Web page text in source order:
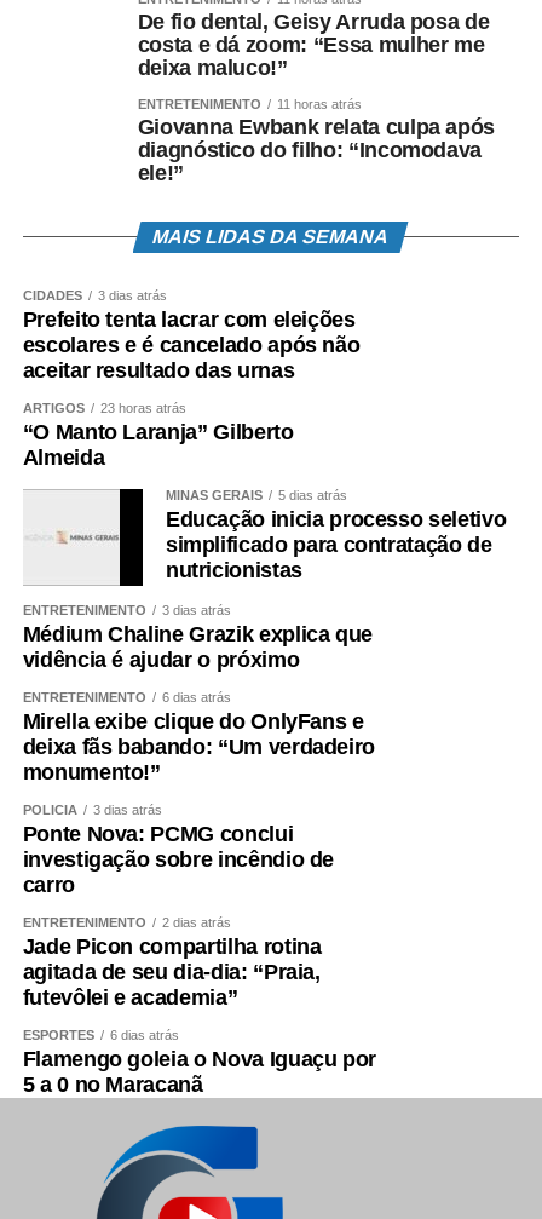
De fio dental, Geisy Arruda posa de
costa e dá zoom: “Essa mulher me
deixa maluco!”
ENTRETENIMENTO 11 horas atrás
Giovanna Ewbank relata culpa após
diagnóstico do filho: “Incomodava
ele!”
MAIS LIDAS DA SEMANA
CIDADES 3 dias atrás
Prefeito tenta lacrar com eleições
escolares e é cancelado após não
aceitar resultado das urnas
ARTIGOS 23 horas atrás
“O Manto Laranja” Gilberto
Almeida
MINAS GERAIS 5 dias atrás
Educação inicia processo seletivo
simplificado para contratação de
nutricionistas
ENTRETENIMENTO 3 dias atrás
Médium Chaline Grazik explica que
vidência é ajudar o próximo
ENTRETENIMENTO 6 dias atrás
Mirella exibe clique do OnlyFans e
deixa fãs babando: “Um verdadeiro
monumento!”
POLÍCIA 3 dias atrás
Ponte Nova: PCMG conclui
investigação sobre incêndio de
carro
ENTRETENIMENTO 2 dias atrás
Jade Picon compartilha rotina
agitada de seu dia-dia: “Praia,
futevôlei e academia”
ESPORTES 6 dias atrás
Flamengo goleia o Nova Iguaçu por
5 a 0 no Maracanã